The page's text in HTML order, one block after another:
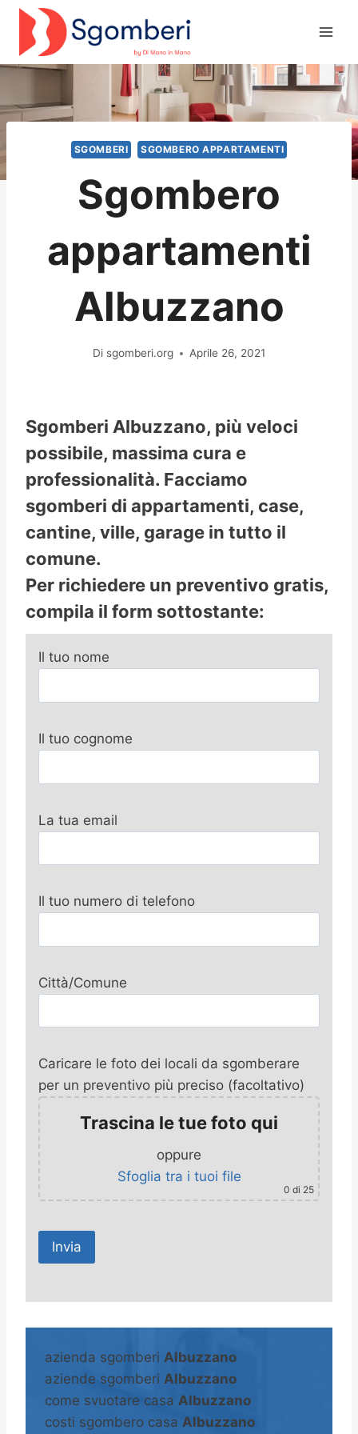
Salta
contenuto
SGOMBERI SGOMBERO APPARTAMENTI
Sgombero
appartamenti
Albuzzano
Di sgomberi.org Aprile 26, 2021
Sgomberi Albuzzano, più veloci
possibile, massima cura e
professionalità. Facciamo
sgomberi di appartamenti, case,
cantine, ville, garage in tutto il
comune.
Per richiedere un preventivo gratis,
compila il form sottostante:
Il tuo nome
Il tuo cognome
La tua email
Il tuo numero di telefono
Città/Comune
Caricare le foto dei locali da sgomberare
per un preventivo più preciso (facoltativo)
Trascina le tue foto qui
oppure
Sfoglia tra i tuoi file
0 di 25
A
e
n
a
azienda sgomberi Albuzzano
aziende sgomberi Albuzzano
come svuotare casa Albuzzano
costi sgombero casa Albuzzano